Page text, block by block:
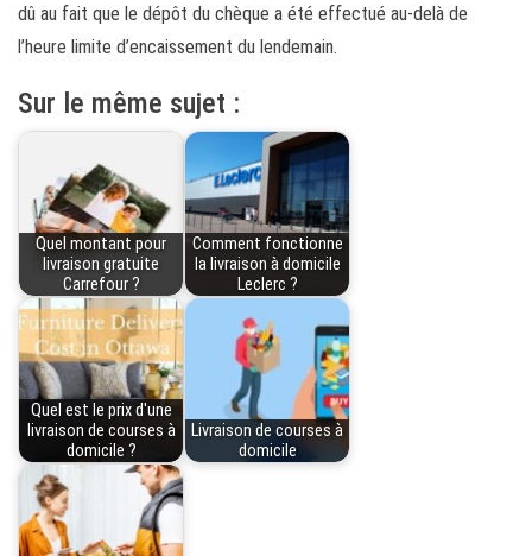
dû au fait que le dépôt du chèque a été effectué au-delà de
l’heure limite d’encaissement du lendemain.
Sur le même sujet :
Quel montant pour
livraison gratuite
Carrefour ?
Comment fonctionne
la livraison à domicile
Leclerc ?
Quel est le prix d'une
livraison de courses à
domicile ?
Livraison de courses à
domicile